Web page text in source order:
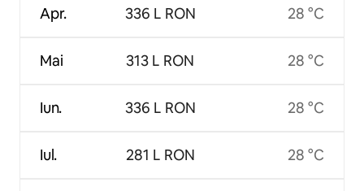
Apr.
Mai
Iun.
Iul.
336 L RON
313 L RON
336 L RON
281 L RON
28 °C
28 °C
28 °C
28 °C